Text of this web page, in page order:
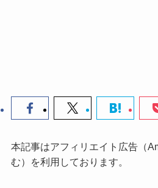
本記事はアフィリエイト広告（
む）を利用しております。